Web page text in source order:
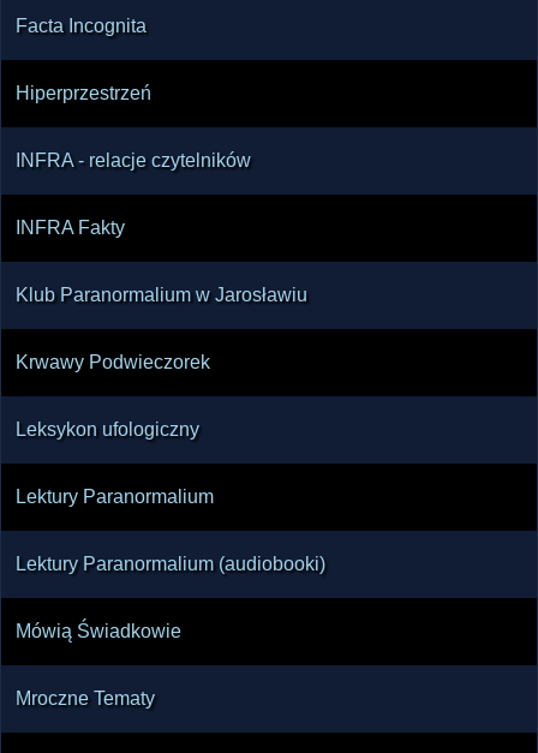
Facta Incognita
Hiperprzestrzeń
INFRA - relacje czytelników
INFRA Fakty
Klub Paranormalium w Jarosławiu
Krwawy Podwieczorek
Leksykon ufologiczny
Lektury Paranormalium
Lektury Paranormalium (audiobooki)
Mówią Świadkowie
Mroczne Tematy